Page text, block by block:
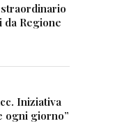
Regione
Iniziativa
ogni giorno”